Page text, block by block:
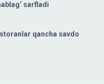
sarfladi
qancha savdo